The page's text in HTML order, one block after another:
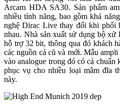
Arcam HDA SA30. Sản phẩm
nhiều tính năng, bao gồm khả
nghệ Dirac Live thay đổi khi phối
nhau. Nhà sản xuất sử dụng bộ xử
hỗ trợ 32 bit, thông qua đó khách
các nguồn cả cũ và mới. Mẫu
vào analogue trong đó có cả
phục vụ cho nhiều loại mâm đĩa
này.